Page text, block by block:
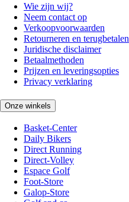
Wie zijn wij?
Neem contact op
Verkoopvoorwaarden
Retourneren en terugbetalen
Juridische disclaimer
Betaalmethoden
Prijzen en leveringsopties
Privacy verklaring
Onze winkels
Basket-Center
Daily Bikers
Direct Running
Direct-Volley
Espace Golf
Foot-Store
Galop-Store